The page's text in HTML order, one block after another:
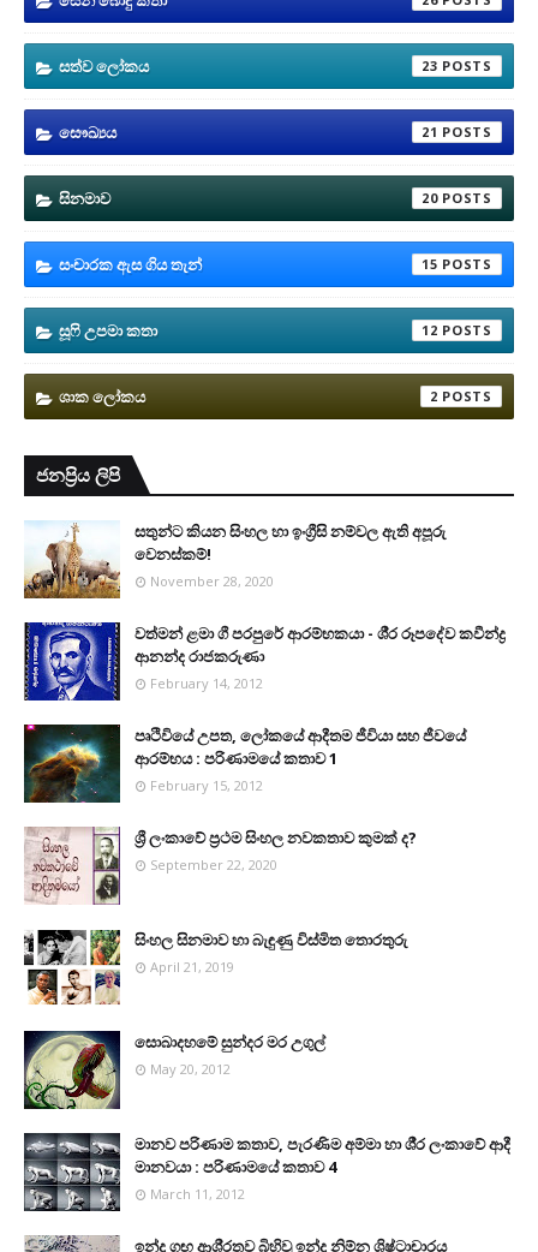
සත්ව ලෝකය 23
සෞඛ්‍යය 21
සිනමාව 20
සංචාරක ඇස ගිය තැන් 15
සූෆි උපමා කතා 12
ශාක ලෝකය 2
ජනප්‍රිය ලිපි
සතුන්ට කියන සිංහල හා ඉංග්‍රීසි නම්වල ඇති අපූරු
වෙනස්කම්!
November 28, 2020
වත්මන් ළමා ගී පරපුරේ ආරම්භකයා - ශී‍්‍ර රූපදේව කවීන්ද්‍ර
ආනන්ද රාජකරුණා
February 14, 2012
පෘථිවියේ උපත, ලෝකයේ ආදීතම ජීවියා සහ ජීවයේ
ආරම්භය : පරිණාමයේ කතාව 1
February 15, 2012
ශ්‍රී ලංකාවේ ප්‍රථම සිංහල නවකතාව කුමක් ද?
September 22, 2020
සිංහල සිනමාව හා බැඳුණු විස්මිත තොරතුරු
April 21, 2019
සොබාදහමේ සුන්දර මර උගුල්
May 20, 2012
මානව පරිණාම කතාව, පැරණිම අම්මා හා ශී‍්‍ර ලංකාවේ ආදී
මානවයා : පරිණාමයේ කතාව 4
March 11, 2012
ඉන්දු ගඟ ආශි‍්‍රතව බිහිවූ ඉන්දු නිම්න ශිෂ්ටාචාරය